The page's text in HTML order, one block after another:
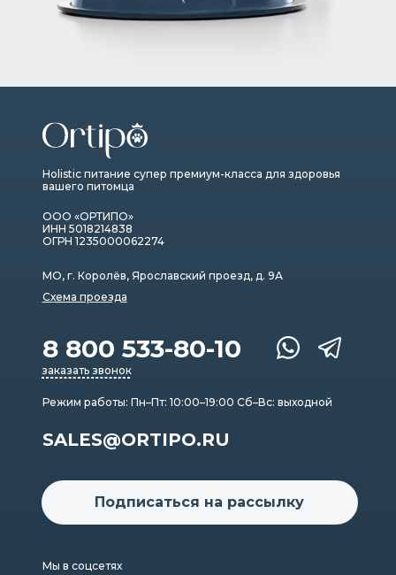
заказать звонок
Holistic питание супер премиум-класса для здоровья
вашего питомца
ООО «ОРТИПО»
ИНН 5018214838
ОГРН 1235000062274
Режим работы: Пн–Пт: 10:00–19:00 Сб–Вс: выходной
МО, г. Королёв, Ярославский проезд, д. 9А
Схема проезда
8 800 533-80-10
SALES@ORTIPO.RU
Подписаться на рассылку
Мы в соцсетях